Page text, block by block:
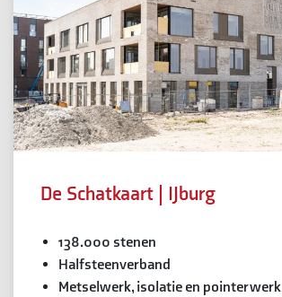
De Schatkaart | IJburg
138.000 stenen
Halfsteenverband
Metselwerk, isolatie en pointerwerk